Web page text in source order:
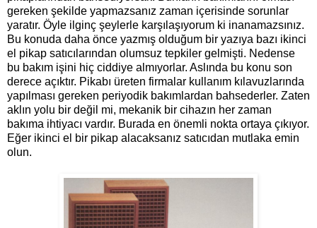
gereken şekilde yapmazsanız zaman içerisinde sorunlar
yaratır. Öyle ilginç şeylerle karşılaşıyorum ki inanamazsınız.
Bu konuda daha önce yazmış olduğum bir yazıya bazı ikinci
el pikap satıcılarından olumsuz tepkiler gelmişti. Nedense
bu bakım işini hiç ciddiye almıyorlar. Aslında bu konu son
derece açıktır. Pikabı üreten firmalar kullanım kılavuzlarında
yapılması gereken periyodik bakımlardan bahsederler. Zaten
aklın yolu bir değil mi, mekanik bir cihazın her zaman
bakıma ihtiyacı vardır. Burada en önemli nokta ortaya çıkıyor.
Eğer ikinci el bir pikap alacaksanız satıcıdan mutlaka emin
olun.